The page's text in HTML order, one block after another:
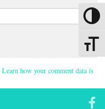
Nagy
Learn how your comment data is